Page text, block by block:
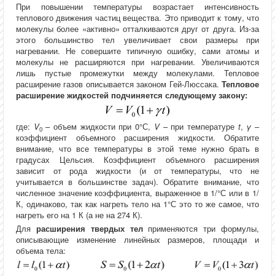
При повышении температуры возрастает интенсивность
теплового движения частиц вещества. Это приводит к тому, что
молекулы более «активно» отталкиваются друг от друга. Из-за
этого большинство тел увеличивает свои размеры при
нагревании. Не совершите типичную ошибку, сами атомы и
молекулы не расширяются при нагревании. Увеличиваются
лишь пустые промежутки между молекулами. Тепловое
расширение газов описывается законом Гей-Люссака. Тепловое
расширение жидкостей подчиняется следующему закону:
где: V0– объем жидкости при 0°С, V– при температуре t, γ –
коэффициент объемного расширения жидкости. Обратите
внимание, что все температуры в этой теме нужно брать в
градусах Цельсия. Коэффициент объемного расширения
зависит от рода жидкости (и от температуры, что не
учитывается в большинстве задач). Обратите внимание, что
численное значение коэффициента, выраженное в 1/°С или в 1/
К, одинаково, так как нагреть тело на 1°С это то же самое, что
нагреть его на 1 К (а не на 274 К).
Для расширения твердых телприменяются три формулы,
описывающие изменение линейных размеров, площади и
объема тела: